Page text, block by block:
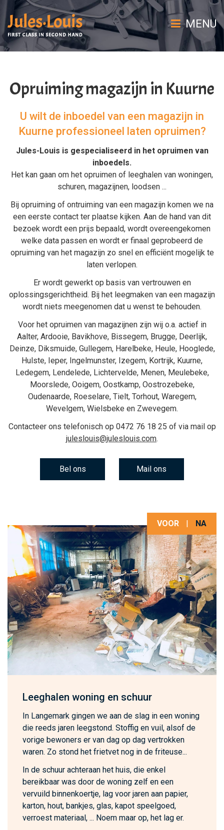
MENU
Opruiming magazijn in Kuurne
U wilt de inboedel van een magazijn in
Kuurne professioneel laten opruimen?
Jules-Louis is gespecialiseerd in het opruimen van
inboedels.
Het kan gaan om het opruimen of leeghalen van woningen,
schuren, magazijnen, loodsen ...
Bij opruiming of ontruiming van een magazijn komen we na
een eerste contact ter plaatse kijken. Aan de hand van dit
bezoek wordt een prijs bepaald, wordt overeengekomen
welke data passen en wordt er finaal geprobeerd de
opruiming van het magazijn zo snel en efficiënt mogelijk te
laten verlopen.
Er wordt gewerkt op basis van vertrouwen en
oplossingsgerichtheid. Bij het leegmaken van een magazijn
wordt niets meegenomen dat u wenst te behouden.
Voor het opruimen van magazijnen zijn wij o.a. actief in
Aalter, Ardooie, Bavikhove, Bissegem, Brugge, Deerlijk,
Deinze, Diksmuide, Gullegem, Harelbeke, Heule, Hooglede,
Hulste, Ieper, Ingelmunster, Izegem, Kortrijk, Kuurne,
Ledegem, Lendelede, Lichtervelde, Menen, Meulebeke,
Moorslede, Ooigem, Oostkamp, Oostrozebeke,
Oudenaarde, Roeselare, Tielt, Torhout, Waregem,
Wevelgem, Wielsbeke en Zwevegem.
Contacteer ons telefonisch op 0472 76 18 25 of via mail op
juleslouis@juleslouis.com.
Bel ons Mail ons
VOOR | NA
Leeghalen woning en schuur
In Langemark gingen we aan de slag in een woning
die reeds jaren leegstond. Stoffig en vuil, alsof de
vorige bewoners er van dag op dag vertrokken
waren. Zo stond het frietvet nog in de friteuse...
In de schuur achteraan het huis, die enkel
bereikbaar was door de woning zelf en een
vervuild binnenkoertje, lag voor jaren aan papier,
karton, hout, bankjes, glas, kapot speelgoed,
verroest materiaal, ... Noem maar op, het lag er.